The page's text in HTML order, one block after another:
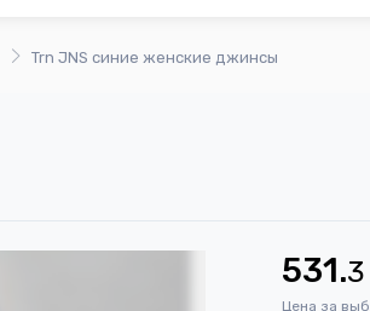
Trn JNS синиe женскиe джинсы
531.3
Цена за